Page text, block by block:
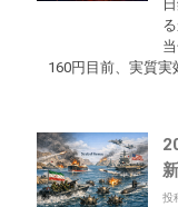
160円目前、実質
新
投